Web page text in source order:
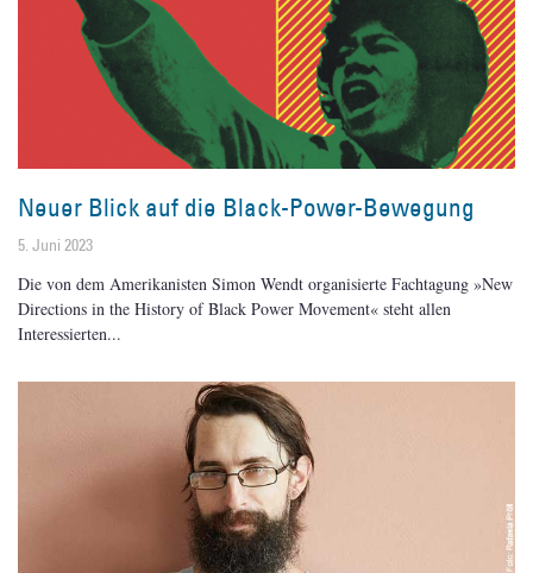
Neuer Blick auf die Black-Power-Bewegung
5. Juni 2023
Die von dem Amerikanisten Simon Wendt organisierte Fachtagung »New
Directions in the History of Black Power Movement« steht allen
Interessierten